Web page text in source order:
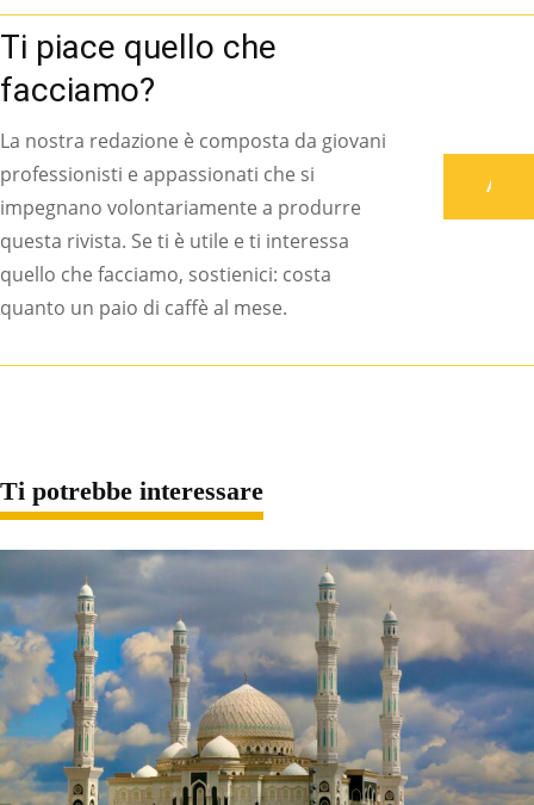
Ti piace quello che
facciamo?
La nostra redazione è composta da giovani
professionisti e appassionati che si
impegnano volontariamente a produrre
questa rivista. Se ti è utile e ti interessa
quello che facciamo, sostienici: costa
quanto un paio di caffè al mese.
Ti potrebbe interessare